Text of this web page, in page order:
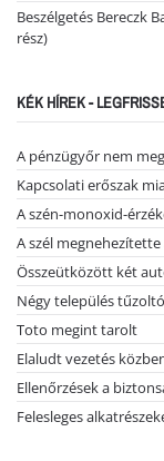
Beszélgetés Bereczk
rész)
KÉK HÍREK -
A pénzügyőr nem
Kapcsolati erőszak
A szén-monoxid-
A szél
Összeütközött két
Négy település
Toto megint tarolt
Elaludt vezetés
Ellenőrzések a
Felesleges